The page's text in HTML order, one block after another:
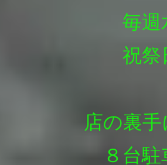
毎週水
祝祭日
店の裏手
８台駐